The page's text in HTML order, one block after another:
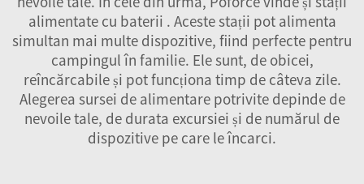
alimentate cu baterii . Aceste stații pot alimenta
simultan mai multe dispozitive, fiind perfecte pentru
campingul în familie. Ele sunt, de obicei,
reîncărcabile și pot funcționa timp de câteva zile.
Alegerea sursei de alimentare potrivite depinde de
nevoile tale, de durata excursiei și de numărul de
dispozitive pe care le încarci.